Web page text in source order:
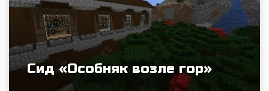
Сид «Особняк возле гор»